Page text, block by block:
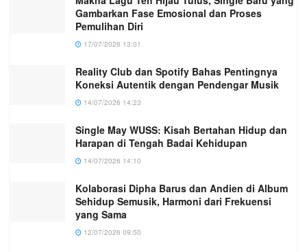
Gambarkan Fase Emosional dan Proses
Pemulihan Diri
17/07/2026 13:01
Reality Club dan Spotify Bahas Pentingnya
Koneksi Autentik dengan Pendengar Musik
14/07/2026 14:23
Single May WUSS: Kisah Bertahan Hidup dan
Harapan di Tengah Badai Kehidupan
14/07/2026 14:10
Kolaborasi Dipha Barus dan Andien di Album
Sehidup Semusik, Harmoni dari Frekuensi
yang Sama
12/07/2026 09:50